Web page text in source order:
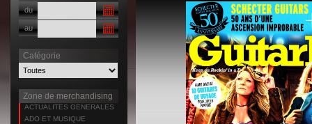
du
au
Catégorie
Zone de merchandising
ACTUALITES GENERALES
ADO ET MUSIQUE